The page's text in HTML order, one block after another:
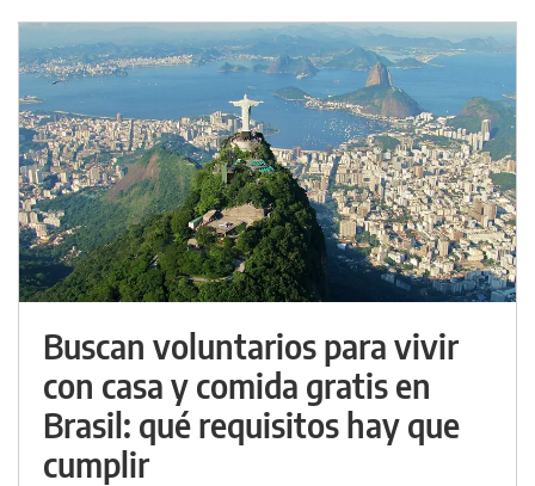
Buscan voluntarios para vivir
con casa y comida gratis en
Brasil: qué requisitos hay que
cumplir